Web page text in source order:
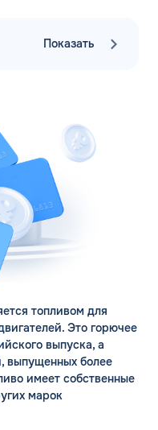
Показать
топливом для
Это горючее
выпуска, а
выпущенных более
имеет собственные
марок